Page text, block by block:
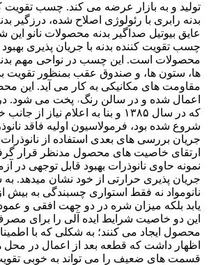
تولید و به بازار عرضه می کند. چسب تقویت
بدنه رابری با رئولوژی اصلاح شده، درزگیر
عایق بیوتیل صداگیر بدنه محصولات نانو
چسب تقویت کننده بدنه با جریان پذیری بهبود
محصولات است. این چسب در نواحی مهم
ها، ستون ها، و صندوق عقب بمنظور تقویت
مقاومت های مکانیکی به کار می آید. این
اعمال شده و در سالن رنگ˓ پخت می شود.
که در سال ۱۳۸۵ و بنا به اعلام نیاز
شروع شده بود، فرمولاسیون اولیه فاقد
جریان بررسی های بعدی استفاده از
ارتقای خاصیت های محصول مدنظر قرار
نمونه حاوی نانوذرات بهبود قابل توجهی در
جریان پذیری حرارتی از خود نشان میدهد.
نانومواد نه فقط استواری چسبندگی به بیش
یابد بلکه میزان شره در دو جهت افقی و
این دو خاصیت شرایط ایده آلی را برای
محصول ایجاد می کنند؛ به شکلی که با
اظهار داشت که قطعه بعد از اعمال در محل
قسمت های ضعیف را می تواند به خوبی